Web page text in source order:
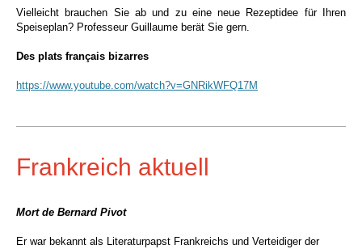
Vielleicht brauchen Sie ab und zu eine neue Rezeptidee für Ihren
Speiseplan? ProfesseurGuillaume berät Sie gern.
Des plats français bizarres
https://www.youtube.com/watch?v=GNRikWFQ17M
Frankreich aktuell
Mort de Bernard Pivot
Er war bekannt als Literaturpapst Frankreichs und Verteidiger der